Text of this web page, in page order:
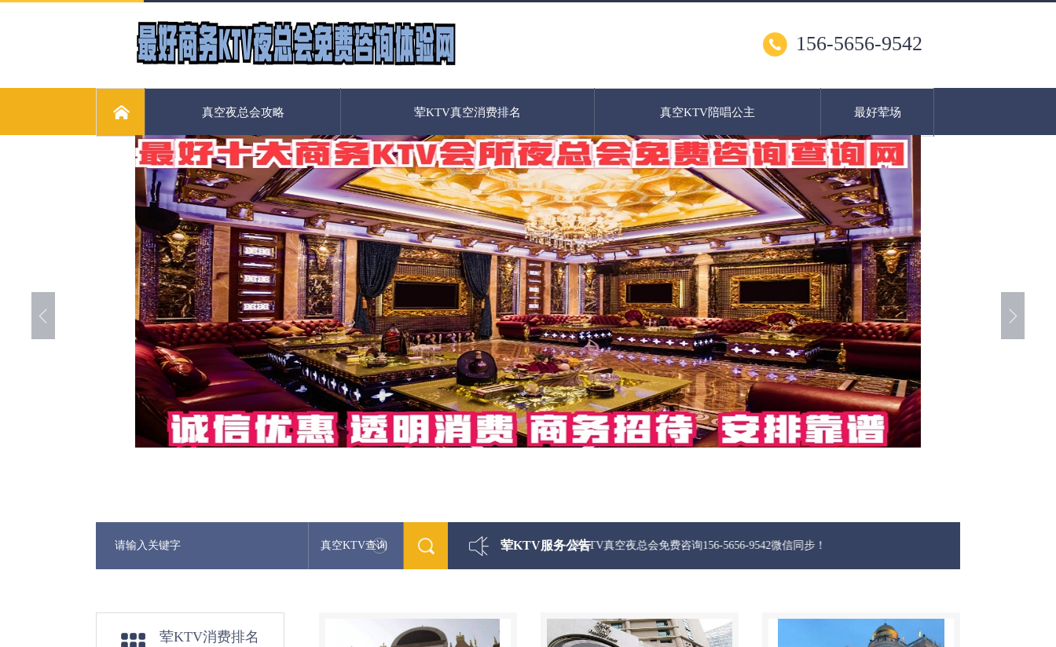
156-5656-9542
真空夜总会攻略 荤KTV真空消费排名 真空KTV陪唱公主 最好荤场
真空KTV查询 荤KTV服务公告
最新荤KTV真空夜总会免费咨询156-5656-9542微信同步！
荤KTV消费排名